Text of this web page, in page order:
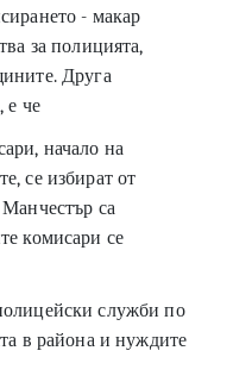
- макар
за полицията,
Друга
е че
начало на
се избират от
са
комисари се
служби по
в района и нуждите